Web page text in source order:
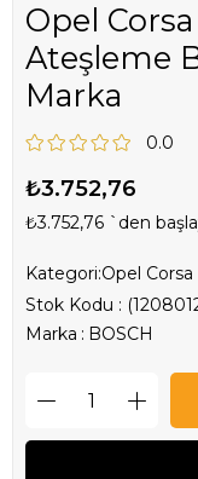
Opel Corsa
Ateşleme
Marka
0.0
₺3.752,76
₺3.752,76 `den
Kategori:Opel
Stok Kodu
Marka : BOSCH